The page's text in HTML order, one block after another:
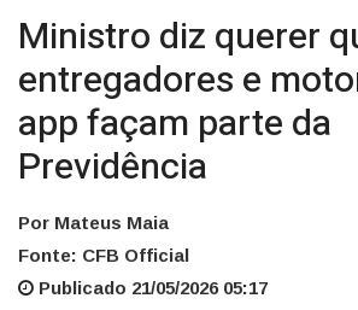
Ministro diz querer
entregadores e
app façam parte da
Previdência
Por Mateus Maia
Fonte: CFB Official
Publicado 21/05/2026 05:17